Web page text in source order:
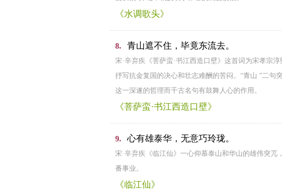
《水调歌头》
8. 青山遮不住，毕竟东流去。
宋·辛弃疾《菩萨蛮·书江西造口壁》这首词为宋孝宗
抒写抗金复国的决心和壮志难酬的苦闷。“青山 ”二句
这一深遂的哲理而千古名句有鼓舞人心的作用。
《菩萨蛮·书江西造口壁》
9. 心有雄泰华，无意巧玲珑。
宋·辛弃疾《临江仙》一心仰慕泰山和华山的雄伟突
番事业。
《临江仙》